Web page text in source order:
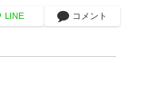
LINE コメント